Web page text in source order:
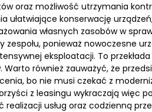
oraz możliwość utrzymania
ułatwiające konserwację
własnych zasobów w
ponieważ nowoczesne
eksploatacji. To
Warto również zauważyć, że
bo nie musi czekać z
z leasingu wykraczają więc
realizacji usług oraz codzienną